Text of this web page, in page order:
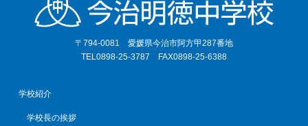
〒794-0081 愛媛県今治市阿方甲287番地
TEL0898-25-3787 FAX0898-25-6388
学校紹介
学校長の挨拶